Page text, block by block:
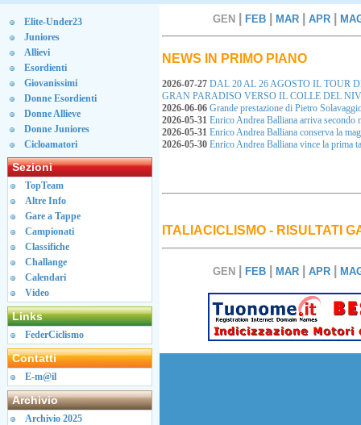
Elite-Under23
Juniores
Allievi
Esordienti
Giovanissimi
Donne Esordienti
Donne Allieve
Donne Juniores
Cicloamatori
Sezioni
TopTeam
Altre Info
Gare a Tappe
Campionati
Classifiche
Challange
Calendari
Video
Links
FederCiclismo
Contatti
E-m@il
Archivio
Archivio 2025
GEN FEB MAR APR
NEWS IN PRIMO PIANO
2026-07-27 DAL 20 AL 26 AGOSTO IL TOUR
GRAN PARADISO VERSO IL COLLE DEL
2026-06-06 Grande prestazione di Pietro
2026-05-31 Enrico Andrea Balliana arriva
2026-05-31 Enrico Andrea Balliana conserva la
2026-05-30 Enrico Andrea Balliana vince la prima
ITALIACICLISMO - RISULTATI
GEN FEB MAR APR